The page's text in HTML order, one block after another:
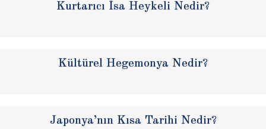
Kurtarıcı İsa Heykeli Nedir?
Kültürel Hegemonya Nedir?
Japonya’nın Kısa Tarihi Nedir?